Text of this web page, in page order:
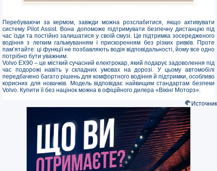
Перебуваючи за кермом, завжди можна розслабитися, якщо активувати
систему Pilot Assist. Вона допоможе підтримувати безпечну дистанцію під
час їзди та постійно залишатися у своїй смузі. Це підтримка зосередженого
водіння з легким гальмуванням і прискоренням без різких ривків. Проте
пам’ятайте: ці функції не позбавляють водія відповідальності, йому все одно
потрібно бути уважним.
Volvo EX90 – це місткий сучасний електрокар, який подарує задоволення під
час подорожі навіть у складних умовах на дорозі. У цьому автомобілі
передбачено багато рішень для комфортного водіння й підтримки, особливо
корисних для новачків. Модель відповідає найвищим стандартам безпеки
Volvo. Купити її без націнок можна в офіційного дилера «Вікінг Моторз».
Источник